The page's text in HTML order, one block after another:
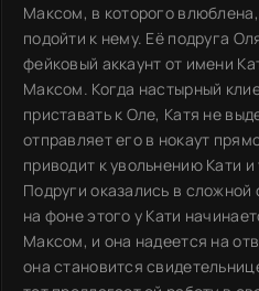
Максом, в которого
подойти к нему. Её подруга
фейковый аккаунт от имени
Максом. Когда настырный
приставать к Оле, Катя не
отправляет его в нокаут
приводит к увольнению Кати
Подруги оказались в
на фоне этого у Кати
Максом, и она надеется на
она становится